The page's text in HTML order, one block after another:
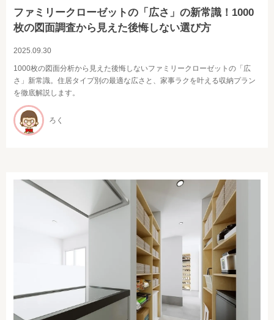
ファミリークローゼットの「広さ」の新常識！1000
枚の図面調査から見えた後悔しない選び方
2025.09.30
1000枚の図面分析から見えた後悔しないファミリークローゼットの「広
さ」新常識。住居タイプ別の最適な広さと、家事ラクを叶える収納プラン
を徹底解説します。
ろく